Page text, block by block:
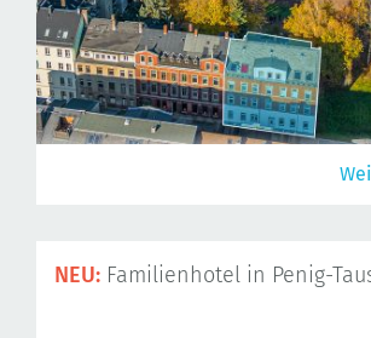
NEU: Familienhotel in Penig-